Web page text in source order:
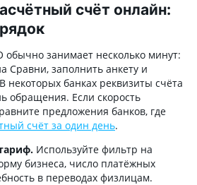
счёт онлайн:
занимает несколько минут:
Сравни, заполнить анкету и
некоторых банках реквизиты счёта
обращения. Если скорость
предложения банков, где
счёт за один день.
Используйте фильтр на
бизнеса, число платёжных
в переводах физлицам.